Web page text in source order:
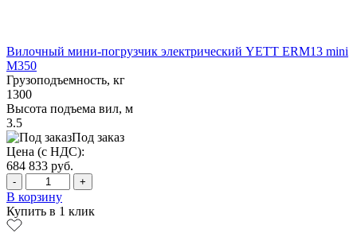
Вилочный мини-погрузчик электрический YETT ERM13 mini
M350
Грузоподъемность, кг
1300
Высота подъема вил, м
3.5
Под заказ
Цена (с НДС):
684 833 руб.
- +
В корзину
Купить в 1 клик